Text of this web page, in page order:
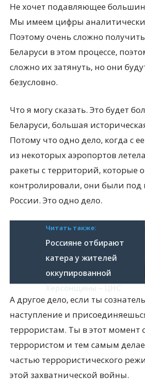
Не хочет подавляющее
Мы имеем цифры
Поэтому очень сложно
Беларуси в этом процессе,
сложно их затянуть, но они
безусловно.
Что я могу сказать. Это будет
Беларуси, большая
Потому что одно дело, когда с
из некоторых аэропортов
ракеты с территорий, которые
контролировали, они были под
России. Это одно дело.
Читать также:
Россияне отбирают
катера у жителей
оккупированной
Херсонщины – ЦНС
А другое дело, если ты
наступление и
террористам. Ты в этот момент
террористом и тем самым
частью террористического
этой захватнической войны.